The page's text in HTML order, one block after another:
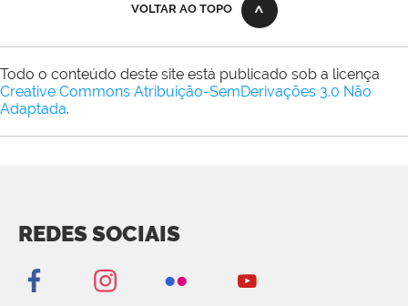
VOLTAR AO TOPO
Todo o conteúdo deste site está publicado sob a licença
Creative Commons Atribuição-SemDerivações 3.0 Não
Adaptada.
REDES SOCIAIS